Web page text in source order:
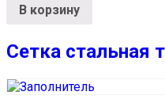
В корзину
Сетка стальная